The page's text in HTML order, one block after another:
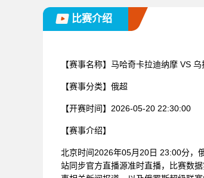
比赛介绍
【赛事名称】 马哈奇卡拉迪纳摩 VS
【赛事分类】 俄超
【开赛时间】 2026-05-20 22:30:00
【赛事介绍】
北京时间2026年05月20日 23:00分，
站同步官方直播源准时直播，比赛数